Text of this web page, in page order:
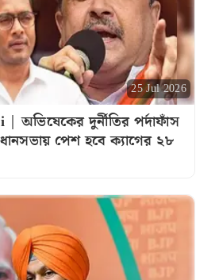
25 Jul 2026
দুর্নীতির পর্দাফাঁস
পেশ হবে ক্যাগের ২৮